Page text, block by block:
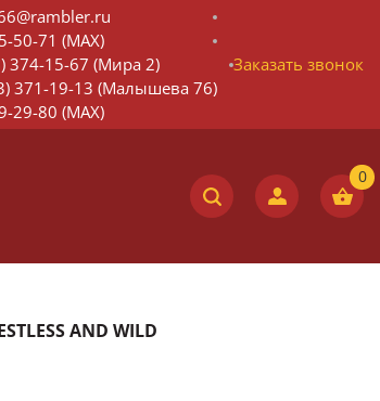
50-71 (MAX)
374-15-67 (Мира 2)
371-19-13 (Малышева 76)
29-80 (MAX)
Заказать звонок
AND WILD